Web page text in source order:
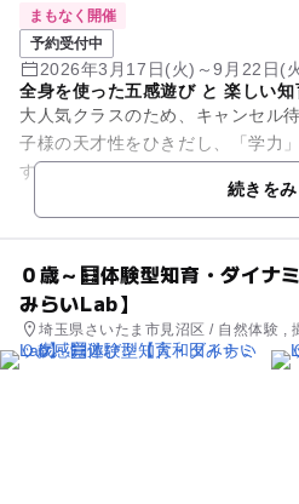
まもなく開催
予約受付中
2026年3月17日(火)～9月22日(
全身を使った五感遊び と 楽しい知
大人気クラスのため、キャンセル待
子様の天才性をひきだし、「学力
す！】 ●園や他の習い事では体験できない、実験アクティビテ
続きを
０歳～🧮体験型知育・ダイナ
みらいLab】
埼玉県さいたま市見沼区 / 自然体験 ,
ものづくり・学び体験 , 街なかイベン